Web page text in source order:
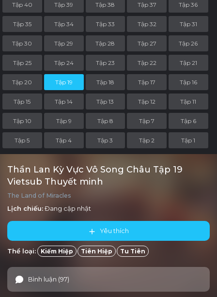
Tập 40 Tập 39 Tập 38 Tập 37 Tập 36
Tập 35 Tập 34 Tập 33 Tập 32 Tập 31
Tập 30 Tập 29 Tập 28 Tập 27 Tập 26
Tập 25 Tập 24 Tập 23 Tập 22 Tập 21
Tập 20 Tập 19 Tập 18 Tập 17 Tập 16
Tập 15 Tập 14 Tập 13 Tập 12 Tập 11
Tập 10 Tập 9 Tập 8 Tập 7 Tập 6
Tập 5 Tập 4 Tập 3 Tập 2 Tập 1
Thần Lan Kỳ Vực Vô Song Châu Tập 19
Vietsub Thuyết minh
The Land of Miracles
Lịch chiếu:Đang cập nhật
Yêu thích
Thể loại: Kiếm Hiệp Tiên Hiệp Tu Tiên
Bình luận (97)